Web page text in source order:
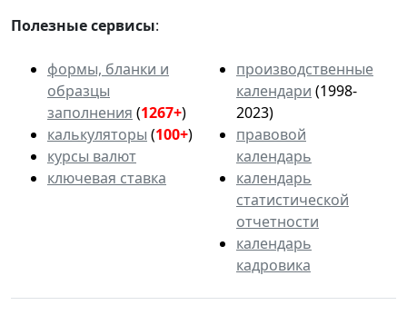
Полезные сервисы:
формы, бланки и
образцы
заполнения (1267+)
калькуляторы (100+)
курсы валют
ключевая ставка
производственные
календари (1998-
2023)
правовой
календарь
календарь
статистической
отчетности
календарь
кадровика